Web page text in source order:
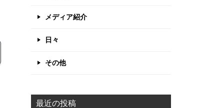
メディア紹介
日々
その他
最近の投稿